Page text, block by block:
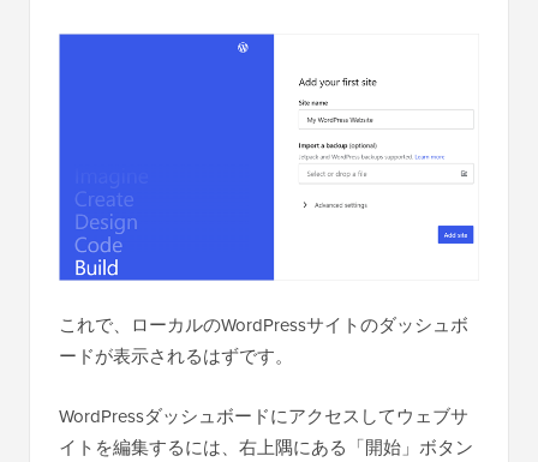
これで、ローカルのWordPressサイトのダッシュボ
ードが表示されるはずです。
WordPressダッシュボードにアクセスしてウェブサ
イトを編集するには、右上隅にある「開始」ボタン